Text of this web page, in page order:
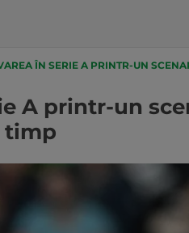
PRINTR-UN SCENARIU DE FILM! A CÂȘTIGAT, A
A printr-un
timp